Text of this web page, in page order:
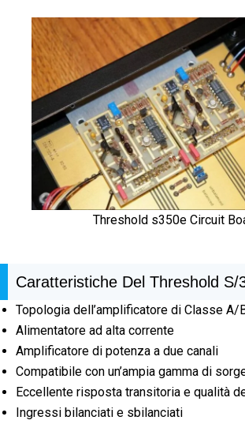
Threshold s350e Circuit
Caratteristiche Del Threshold S/
Topologia dell’amplificatore di Classe A/
Alimentatore ad alta corrente
Amplificatore di potenza a due canali
Compatibile con un’ampia gamma di
Eccellente risposta transitoria e qualità
Ingressi bilanciati e sbilanciati